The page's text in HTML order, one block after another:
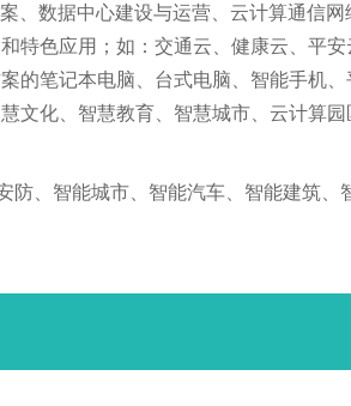
、数据中心建设与运营、云计算通信网
特色应用；如：交通云、健康云、平安
的笔记本电脑、台式电脑、智能手机
文化、智慧教育、智慧城市、云计算园
、智能城市、智能汽车、智能建筑、